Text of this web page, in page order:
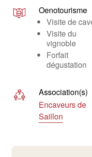
Oenotourisme
Visite de
Visite du
vignoble
Forfait
dégustation
Association(s)
Encaveurs de
Saillon